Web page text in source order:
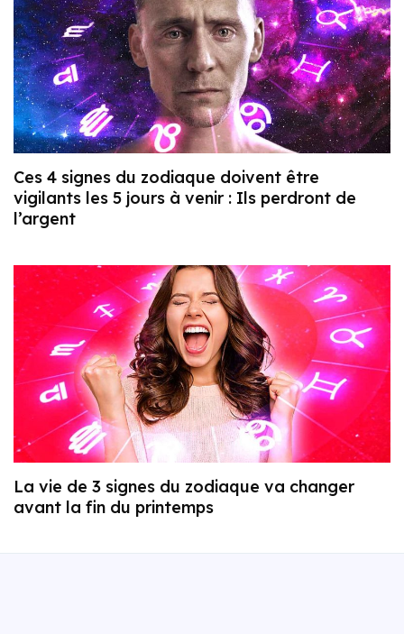
Ces 4 signes du zodiaque doivent être
vigilants les 5 jours à venir : Ils perdront de
l’argent
La vie de 3 signes du zodiaque va changer
avant la fin du printemps